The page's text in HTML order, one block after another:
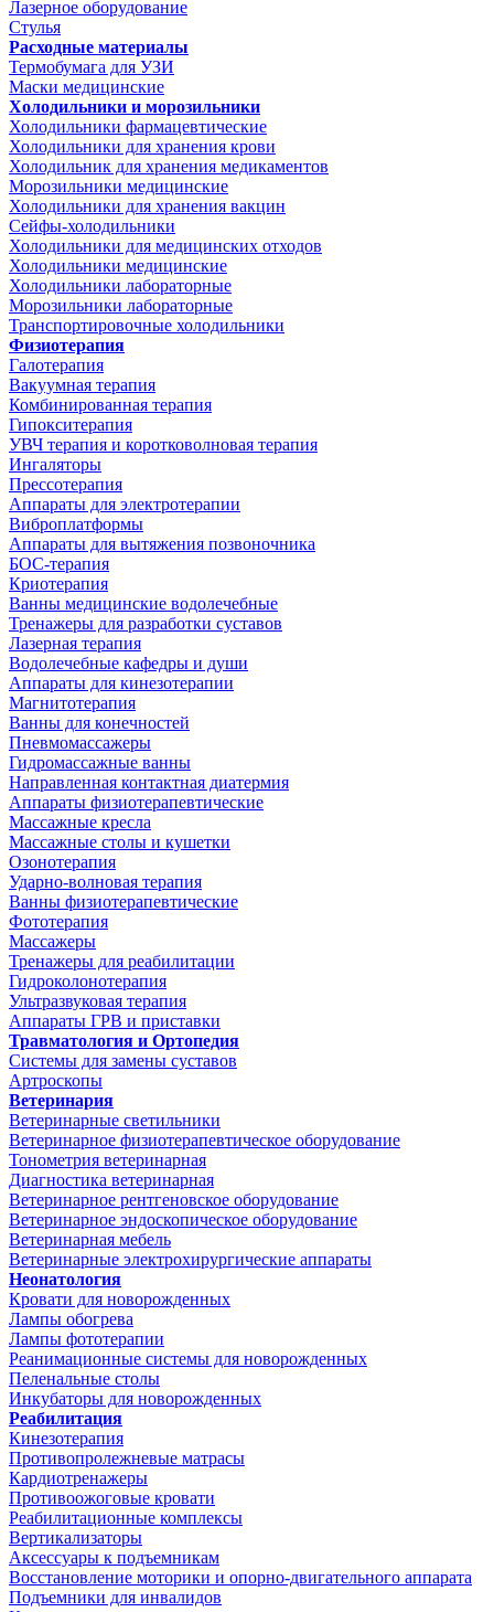
Лазерное оборудование
Стулья
Расходные материалы
Термобумага для УЗИ
Маски медицинские
Холодильники и морозильники
Холодильники фармацевтические
Холодильники для хранения крови
Холодильник для хранения медикаментов
Морозильники медицинские
Холодильники для хранения вакцин
Сейфы-холодильники
Холодильники для медицинских отходов
Холодильники медицинские
Холодильники лабораторные
Морозильники лабораторные
Транспортировочные холодильники
Физиотерапия
Галотерапия
Вакуумная терапия
Комбинированная терапия
Гипокситерапия
УВЧ терапия и коротковолновая терапия
Ингаляторы
Прессотерапия
Аппараты для электротерапии
Виброплатформы
Аппараты для вытяжения позвоночника
БОС-терапия
Криотерапия
Ванны медицинские водолечебные
Тренажеры для разработки суставов
Лазерная терапия
Водолечебные кафедры и души
Аппараты для кинезотерапии
Магнитотерапия
Ванны для конечностей
Пневмомассажеры
Гидромассажные ванны
Направленная контактная диатермия
Аппараты физиотерапевтические
Массажные кресла
Массажные столы и кушетки
Озонотерапия
Ударно-волновая терапия
Ванны физиотерапевтические
Фототерапия
Массажеры
Тренажеры для реабилитации
Гидроколонотерапия
Ультразвуковая терапия
Аппараты ГРВ и приставки
Травматология и Ортопедия
Системы для замены суставов
Артроскопы
Ветеринария
Ветеринарные светильники
Ветеринарное физиотерапевтическое оборудование
Тонометрия ветеринарная
Диагностика ветеринарная
Ветеринарное рентгеновское оборудование
Ветеринарное эндоскопическое оборудование
Ветеринарная мебель
Ветеринарные электрохирургические аппараты
Неонатология
Кровати для новорожденных
Лампы обогрева
Лампы фототерапии
Реанимационные системы для новорожденных
Пеленальные столы
Инкубаторы для новорожденных
Реабилитация
Кинезотерапия
Противопролежневые матрасы
Кардиотренажеры
Противоожоговые кровати
Реабилитационные комплексы
Вертикализаторы
Аксессуары к подъемникам
Восстановление моторики и опорно-двигательного аппарата
Подъемники для инвалидов